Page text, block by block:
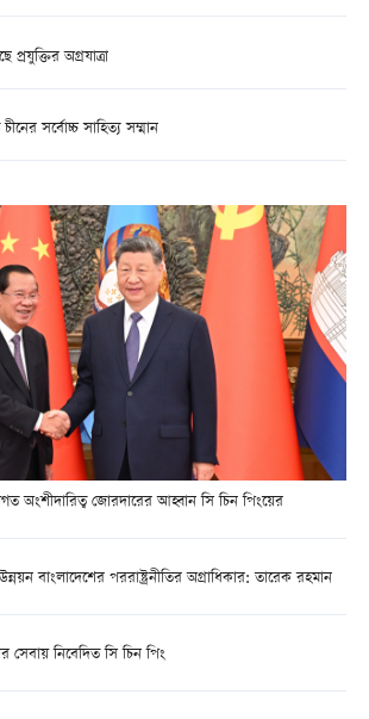
অগ্রযাত্রা
সর্বোচ্চ সাহিত্য সম্মান
অংশীদারিত্ব জোরদারের আহ্বান সি চিন পিংয়ের
বাংলাদেশের পররাষ্ট্রনীতির অগ্রাধিকার: তারেক রহমান
সেবায় নিবেদিত সি চিন পিং